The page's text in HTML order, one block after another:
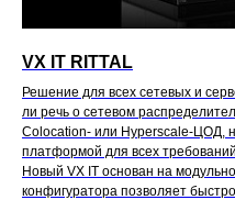
VX IT RITTAL
Решение для всех сетевых и
ли речь о сетевом
Colocation- или Hyperscale-ЦОД,
платформой для всех
Новый VX IT основан на
конфигуратора позволяет